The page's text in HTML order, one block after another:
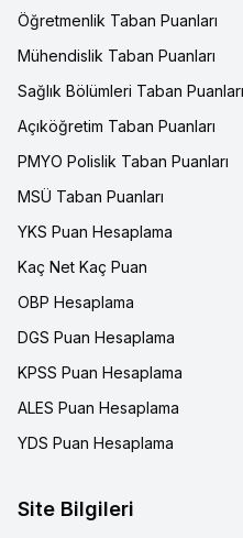
Öğretmenlik Taban Puanları
Mühendislik Taban Puanları
Sağlık Bölümleri Taban Puanları
Açıköğretim Taban Puanları
PMYO Polislik Taban Puanları
MSÜ Taban Puanları
YKS Puan Hesaplama
Kaç Net Kaç Puan
OBP Hesaplama
DGS Puan Hesaplama
KPSS Puan Hesaplama
ALES Puan Hesaplama
YDS Puan Hesaplama
Site Bilgileri